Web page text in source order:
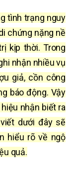
tình trạng nguy
chứng nặng nề
kịp thời. Trong
nhận nhiều vụ
giả, cồn công
báo động. Vậy
nhận biết ra
dưới đây sẽ
hiểu rõ về ngộ
quả.